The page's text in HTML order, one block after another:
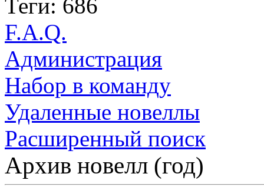
Теги: 686
F.A.Q.
Администрация
Набор в команду
Удаленные новеллы
Расширенный поиск
Архив новелл (год)